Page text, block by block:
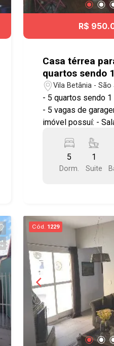
R$
Casa térrea
quartos sendo
no bairro
Vila Betânia -
Campos/SP
- 5 quartos sendo
- 5 vagas de
imóvel possuí: - Sala -
edícula com: - 1 quarto - Cozinha -
Banheiro * Aceita como parte do
pagamento uma
5
Dorm.
1
Suite
Cód. 1229